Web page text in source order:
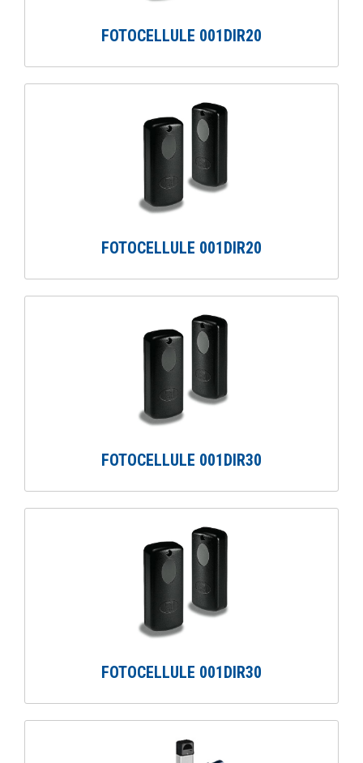
FOTOCELLULE 001DIR20
FOTOCELLULE 001DIR20
FOTOCELLULE 001DIR30
FOTOCELLULE 001DIR30